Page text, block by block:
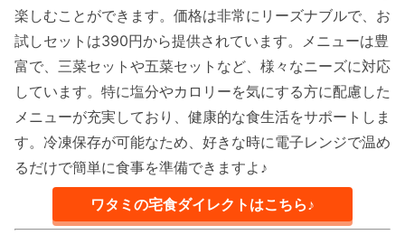
楽しむことができます。価格は非常にリーズナブルで、お
試しセットは390円から提供されています。メニューは豊
富で、三菜セットや五菜セットなど、様々なニーズに対応
しています。特に塩分やカロリーを気にする方に配慮した
メニューが充実しており、健康的な食生活をサポートしま
す。冷凍保存が可能なため、好きな時に電子レンジで温め
るだけで簡単に食事を準備できますよ♪
ワタミの宅食ダイレクトはこちら♪